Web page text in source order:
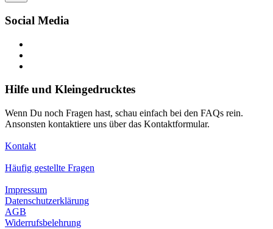
Social Media
Hilfe und Kleingedrucktes
Wenn Du noch Fragen hast, schau einfach bei den FAQs rein.
Ansonsten kontaktiere uns über das Kontaktformular.
Kontakt
Häufig gestellte Fragen
Impressum
Datenschutzerklärung
AGB
Widerrufsbelehrung